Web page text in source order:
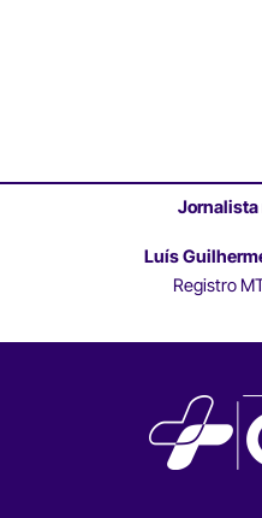
Jornalista
Luís
Registro